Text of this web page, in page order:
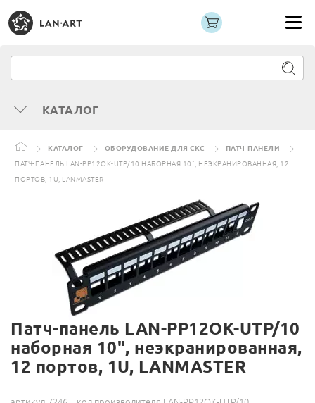
КАТАЛОГ
КАТАЛОГ ОБОРУДОВАНИЕ ДЛЯ СКС
ПАТЧ-ПАНЕЛИ
ПАТЧ-ПАНЕЛЬ LAN-PP12OK-UTP/10 НАБОРНАЯ 10", НЕЭКРАНИРОВАННАЯ, 12
ПОРТОВ, 1U, LANMASTER
Патч-панель LAN-PP12OK-UTP/10
наборная 10", неэкранированная,
12 портов, 1U, LANMASTER